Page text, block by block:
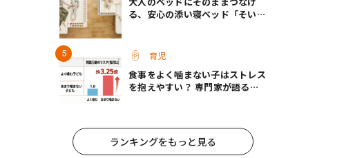
る、安心の添い寝ベッド「そいね
育児
食事をよく噛まない子はストレス
を抱えやすい？ 専門家が語る、
ランキングをもっと見る